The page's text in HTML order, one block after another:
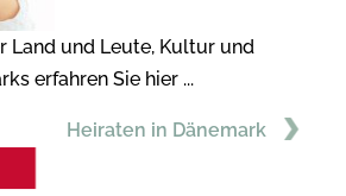
Land und Leute, Kultur und
erfahren Sie hier ...
Heiraten in Dänemark